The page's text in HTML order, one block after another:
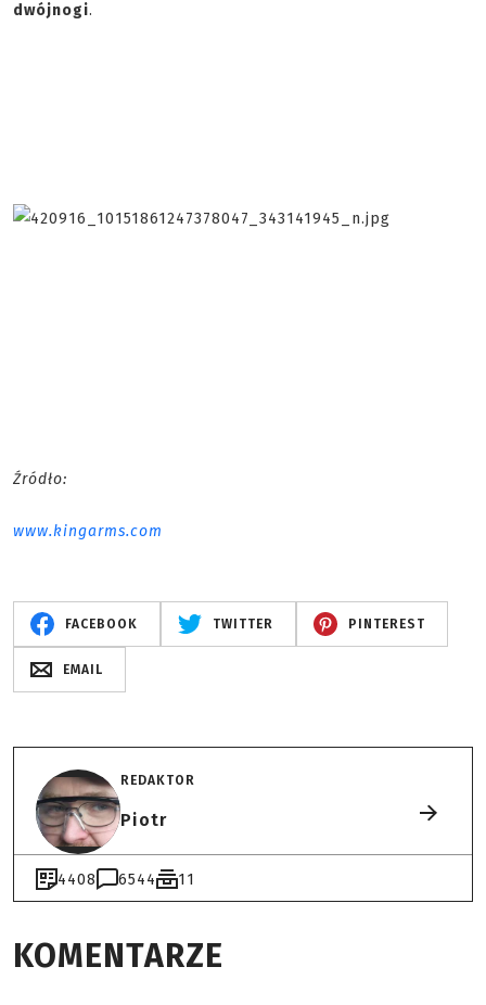
dwójnogi.
Źródło:
www.kingarms.com
FACEBOOK TWITTER PINTEREST
EMAIL
REDAKTOR
Piotr
4408 6544 11
KOMENTARZE